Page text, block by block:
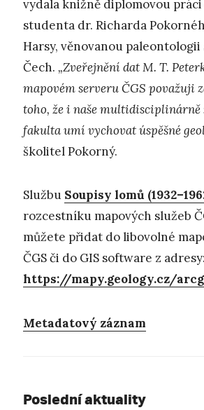
vydala knižně diplomovou
studenta dr. Richarda
Harsy, věnovanou
Čech. „Zveřejnění dat M. T.
mapovém serveru ČGS považuji
toho, že i naše multidisciplinárně
fakulta umí vychovat úspěšné
školitel Pokorný.
Službu Soupisy lomů
rozcestníku mapových služeb
můžete přidat do libovolné
ČGS či do GIS software z adresy:
https://mapy.geology.cz/
Metadatový záznam
Poslední aktuality